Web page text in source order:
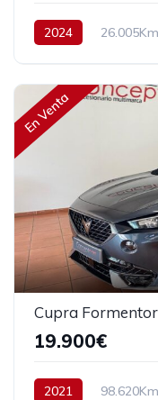
2024 26.005Km
En Venta
Cupra
19.900€
2021 98.620Km